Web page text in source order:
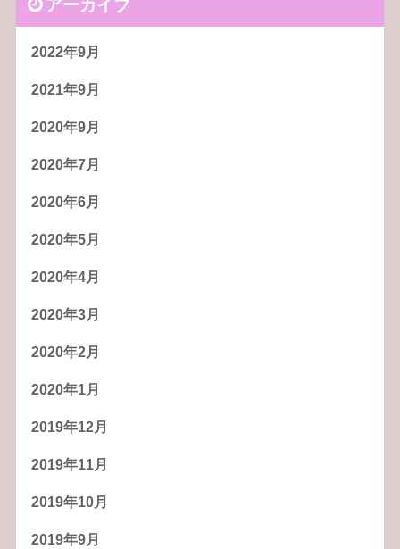
アーカイブ
2022年9月
2021年9月
2020年9月
2020年7月
2020年6月
2020年5月
2020年4月
2020年3月
2020年2月
2020年1月
2019年12月
2019年11月
2019年10月
2019年9月